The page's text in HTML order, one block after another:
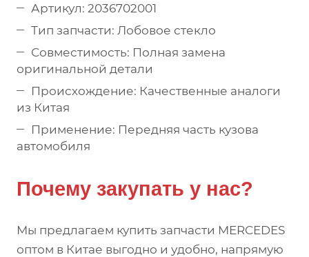
Артикул: 2036702001
Тип запчасти: Лобовое стекло
Совместимость: Полная замена
оригинальной детали
Происхождение: Качественные аналоги
из Китая
Применение: Передняя часть кузова
автомобиля
Почему закупать у нас?
Мы предлагаем купить запчасти MERCEDES
оптом в Китае выгодно и удобно, напрямую